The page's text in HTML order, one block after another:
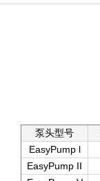
泵头型号
EasyPump l
EasyPump II